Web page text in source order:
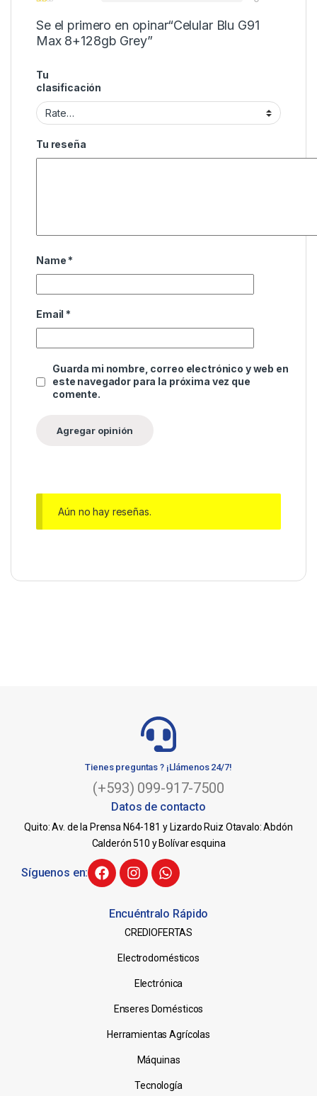
Se el primero en opinar“Celular Blu G91
Max 8+128gb Grey”
Tu
clasificación
Tu reseña
Name *
Email *
Guarda mi nombre, correo electrónico y web en
este navegador para la próxima vez que
comente.
Aún no hay reseñas.
Tienes preguntas ? ¡Llámenos 24/7!
(+593) 099-917-7500
Datos de contacto
Quito: Av. de la Prensa N64-181 y Lizardo Ruiz Otavalo: Abdón
Calderón 510 y Bolívar esquina
Síguenos en:
Encuéntralo Rápido
CREDIOFERTAS
Electrodomésticos
Electrónica
Enseres Domésticos
Herramientas Agrícolas
Máquinas
Tecnología